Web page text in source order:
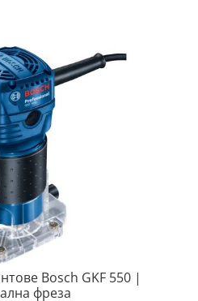
Bosch GKF 550 |
фреза